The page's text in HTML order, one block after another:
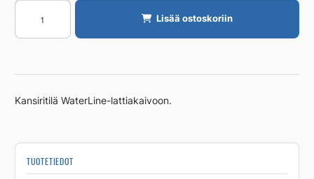
Kansiritilä
BLÜCHER
WATERLINE
Lisää ostoskoriin
Kansiritilä WaterLine-lattiakaivoon.
TUOTETIEDOT